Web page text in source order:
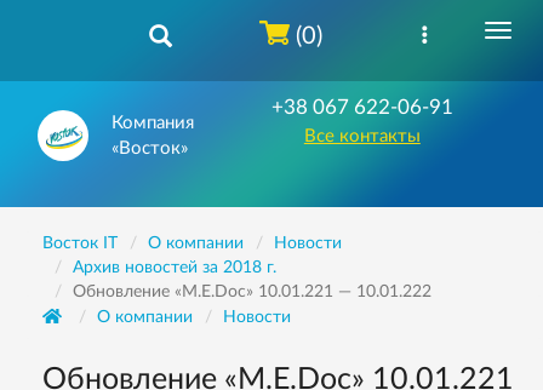
Компания
«Восток»
+38 067 622-06-91
Все контакты
(0)
Восток IT О компании
Новости
Архив новостей за 2018 г.
Обновление «M.E.Doc» 10.01.221 — 10.01.222
О компании
Новости
Обновление «M.E.Doc» 10.01.221